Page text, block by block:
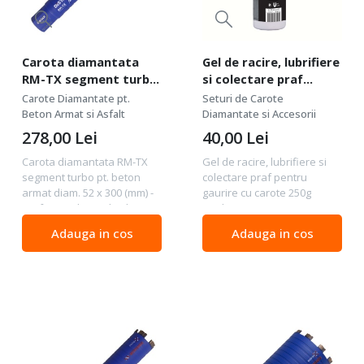
Carota diamantata
RM-TX segment turbo
pt. beton armat diam.
52 x 300 (mm) -
Profesional Standard -
DiStar-10170429020
Carote Diamantate pt.
Beton Armat si Asfalt
Carota diamantata RM-TX
segment turbo pt. beton
armat diam. 52 x 300 (mm) -
Profesional Standard -
: Profesional Standard -
calitate profesionala de
278,00 Lei
Adauga in cos
Gel de racire, lubrifiere
si colectare praf
pentru gaurire cu
carote 250g CoolGEL
250 - Distar-
89568442039
Seturi de Carote
Diamantate si Accesorii
Gel de racire, lubrifiere si
colectare praf pentru
gaurire cu carote 250g
CoolGEL 250 - Distar-
Mechanic CoolGEL este un
agent profesional de răcire
40,00 Lei
Adauga in cos